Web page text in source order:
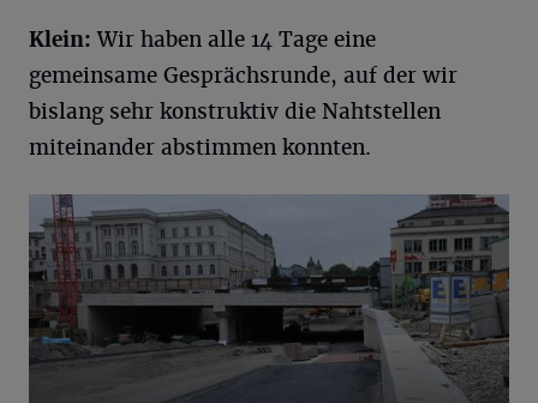
Klein: Wir haben alle 14 Tage eine
gemeinsame Gesprächsrunde, auf der wir
bislang sehr konstruktiv die Nahtstellen
miteinander abstimmen konnten.